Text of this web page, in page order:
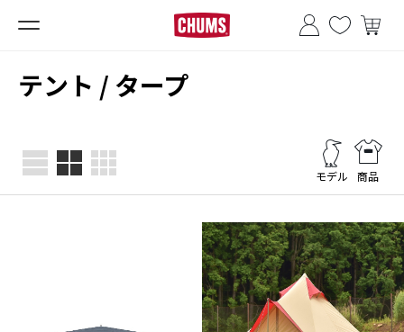
■夏季休業のお知らせ■
テント / タープ
モデル 商品